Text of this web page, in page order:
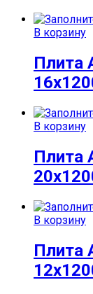
В корзину
Плита
В корзину
Плита
В корзину
Плита